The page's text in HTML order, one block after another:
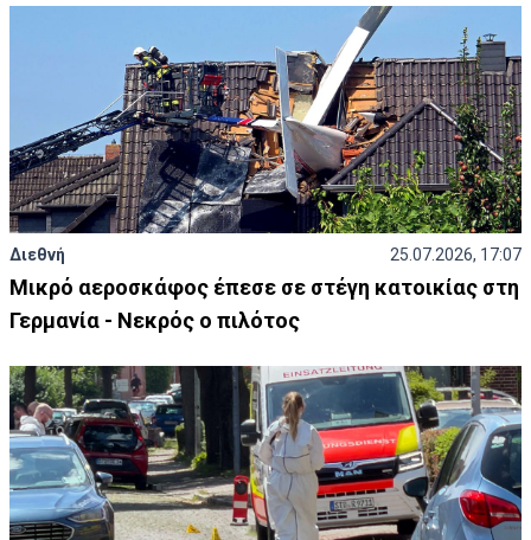
Διεθνή 25.07.2026, 17:07
Μικρό αεροσκάφος έπεσε σε στέγη κατοικίας στη
Γερμανία - Νεκρός ο πιλότος